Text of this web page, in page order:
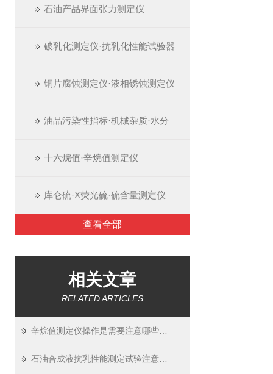
石油产品界面张力测定仪
破乳化测定仪·抗乳化性能试验器
铜片腐蚀测定仪·液相锈蚀测定仪
油品污染性指标·机械杂质·水分
十六烷值·辛烷值测定仪
库仑硫·X荧光硫·硫含量测定仪
查看全部
相关文章
RELATED ARTICLES